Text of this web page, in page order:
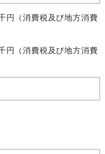
円（消費税及び地方消費
（消費税及び地方消費